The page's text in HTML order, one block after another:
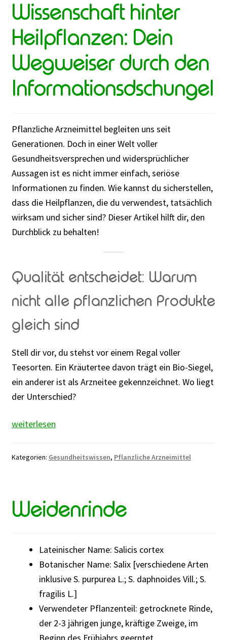
Leitfaden
Wissenschaft hinter
Heilpflanzen: Dein
Wegweiser durch den
Informationsdschungel
Pflanzliche Arzneimittel begleiten uns seit
Generationen. Doch in einer Welt voller
Gesundheitsversprechen und widersprüchlicher
Aussagen ist es nicht immer einfach, seriöse
Informationen zu finden. Wie kannst du sicherstellen,
dass die Heilpflanzen, die du verwendest, tatsächlich
wirksam und sicher sind? Dieser Artikel hilft dir, den
Durchblick zu behalten!
Qualität entscheidet: Warum
nicht alle pflanzlichen Produkte
gleich sind
Stell dir vor, du stehst vor einem Regal voller
Teesorten. Ein Kräutertee davon trägt ein Bio-Siegel,
ein anderer ist als Arzneitee gekennzeichnet. Wo liegt
der Unterschied?
Vertrauenswürdige
hinter
durch
weiterlesen
Kategorien: Gesundheitswissen, Pflanzliche Arzneimittel
Weidenrinde
Lateinischer Name: Salicis cortex
Botanischer Name: Salix [verschiedene Arten
inklusive S. purpurea L.; S. daphnoides Vill.; S.
fragilis L.]
Verwendeter Pflanzenteil: getrocknete Rinde,
der 2-3 jährigen junge, kräftige Zweige, im